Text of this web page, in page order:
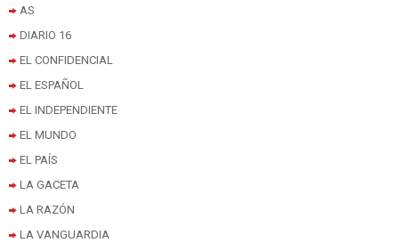
AS
DIARIO 16
EL CONFIDENCIAL
EL ESPAÑOL
EL INDEPENDIENTE
EL MUNDO
EL PAÍS
LA GACETA
LA RAZÓN
LA VANGUARDIA